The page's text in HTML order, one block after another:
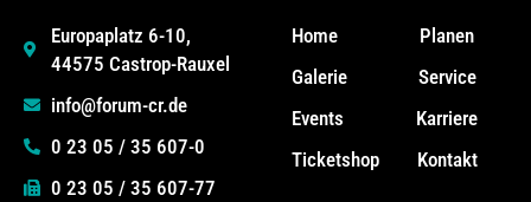
Europaplatz 6-10,
44575 Castrop-Rauxel
info@forum-cr.de
0 23 05 / 35 607-0
0 23 05 / 35 607-77
Home
Galerie
Events
Ticketshop
Planen
Service
Karriere
Kontakt